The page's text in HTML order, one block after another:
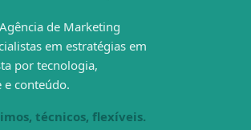
de Marketing
em estratégias em
por tecnologia,
e conteúdo.
técnicos, flexíveis.